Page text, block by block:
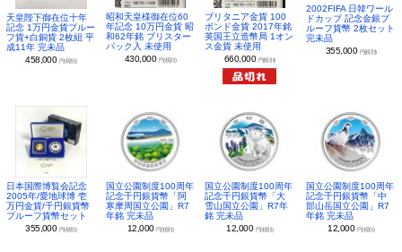
天皇陛下御在位十年
記念 1万円金貨プルー
フ貨+白銅貨 2枚組 平
成11年 完未品
458,000 円(税別)
昭和天皇様御在位60
年記念 10万円金貨 昭
和62年銘 ブリスター
パック入 未使用
430,000 円(税別)
ブリタニア金貨 100
ポンド金貨 2017年銘
英国王立造幣局 1オン
ス金貨 未使用
660,000 円(税別)
2002FIFA 日韓ワール
ドカップ 記念金銀プ
ルーフ貨幣 2枚セット
完未品
355,000 円(税別)
日本国際博覧会記念
2005年/愛地球博 壱
万円金貨/千円銀貨幣
プルーフ貨幣セット
355,000 円(税別)
国立公園制度100周年
記念千円銀貨幣「阿
寒摩周国立公園」R7
年銘 完未品
12,000 円(税別)
国立公園制度100周年
記念千円銀貨幣「大
雪山国立公園」R7年
銘 完未品
12,000 円(税別)
国立公園制度100周年
記念千円銀貨幣「中
部山岳国立公園」R7
年銘 完未品
12,000 円(税別)